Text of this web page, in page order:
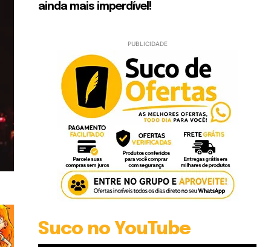
ainda mais imperdível!
PUBLICIDADE
Suco no YouTube